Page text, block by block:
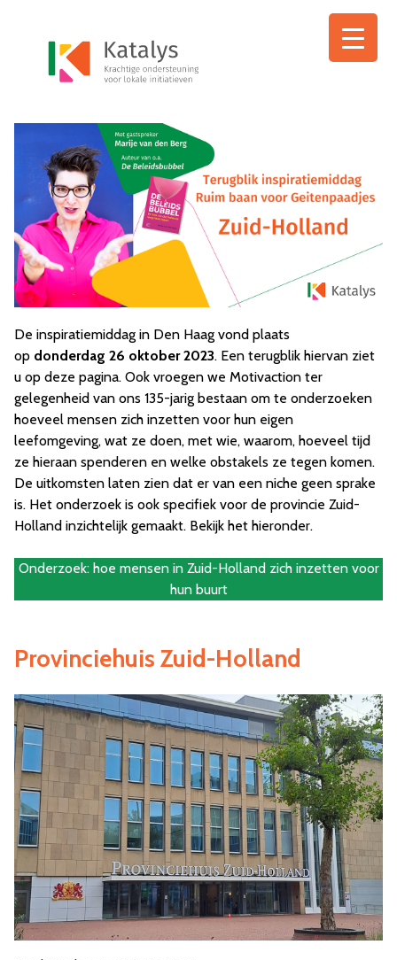
De inspiratiemiddag in Den Haag vond plaats
op donderdag 26 oktober 2023. Een terugblik hiervan ziet
u op deze pagina. Ook vroegen we Motivaction ter
gelegenheid van ons 135-jarig bestaan om te onderzoeken
hoeveel mensen zich inzetten voor hun eigen
leefomgeving, wat ze doen, met wie, waarom, hoeveel tijd
ze hieraan spenderen en welke obstakels ze tegen komen.
De uitkomsten laten zien dat er van een niche geen sprake
is. Het onderzoek is ook specifiek voor de provincie Zuid-
Holland inzichtelijk gemaakt. Bekijk het hieronder.
Onderzoek: hoe mensen in Zuid-Holland zich inzetten voor
hun buurt
Provinciehuis Zuid-Holland